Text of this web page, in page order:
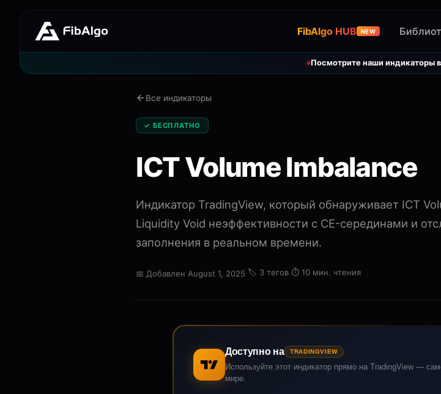
FibAlgo HUB NEW
Посмотрите наши индикаторы
Все индикаторы
✓ БЕСПЛАТНО
ICT Volume Imbalance
Индикатор TradingView, который обнаруживает ICT
Liquidity Void неэффективности с CE-серединами и
заполнения в реальном времени.
📅 Добавлен August 1, 2025·🏷️ 3 тегов·⏱️ 10 мин. чтения
Доступно на TRADINGVIEW
Используйте этот индикатор прямо на TradingView —
мире.